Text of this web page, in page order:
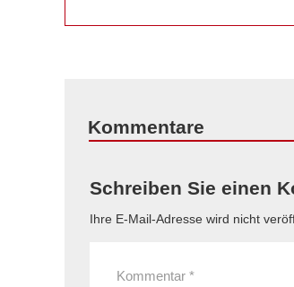
Kommentare
Schreiben Sie einen
Ihre E-Mail-Adresse wird nicht